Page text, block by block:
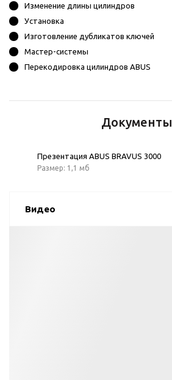
Изменение длины цилиндров
Установка
Изготовление дубликатов ключей
Мастер-системы
Перекодировка цилиндров ABUS
Документы
Презентация ABUS BRAVUS 3000
Размер: 1,1 мб
Видео